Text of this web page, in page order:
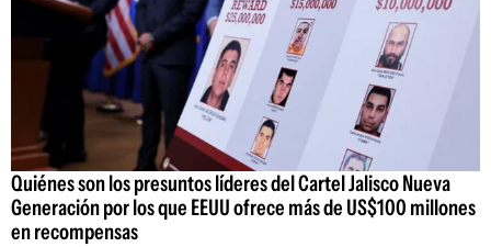
Quiénes son los presuntos líderes del Cartel Jalisco Nueva
Generación por los que EEUU ofrece más de US$100 millones
en recompensas